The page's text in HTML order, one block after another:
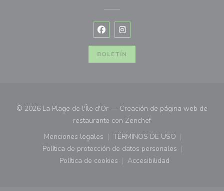
Facebook ((abre en una nueva
Instagram ((abre en una
BOLETÍN
© 2026 La Plage de l'Île d'Or — Creación de página web de
restaurante con Zenchef((abre en una nueva
Menciones legales
((abre en una nueva ventana))
TÉRMINOS DE USO
((abre en una nueva
Política de protección de datos personales
((abre en una nueva ventana))
Política de cookies
((abre en una nueva ventana))
Accesibilidad
((abre en una nueva